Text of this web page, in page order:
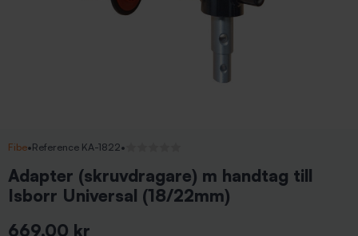
Fibe•Reference KA-1822•
Adapter (skruvdragare) m handtag till
Isborr Universal (18/22mm)
669,00 kr